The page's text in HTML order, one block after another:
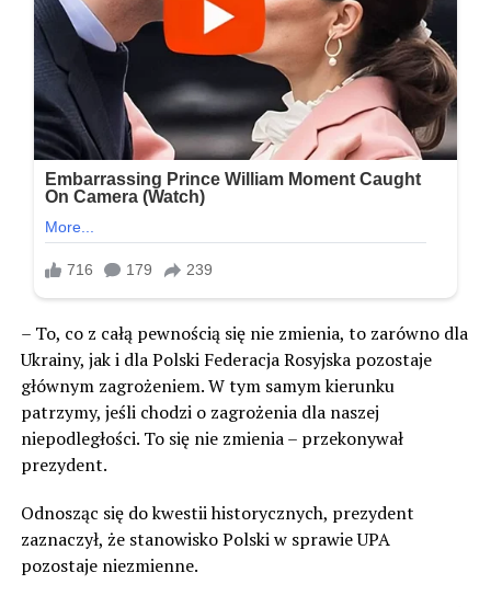
– To, co z całą pewnością się nie zmienia, to zarówno dla
Ukrainy, jak i dla Polski Federacja Rosyjska pozostaje
głównym zagrożeniem. W tym samym kierunku
patrzymy, jeśli chodzi o zagrożenia dla naszej
niepodległości. To się nie zmienia – przekonywał
prezydent.
Odnosząc się do kwestii historycznych, prezydent
zaznaczył, że stanowisko Polski w sprawie UPA
pozostaje niezmienne.